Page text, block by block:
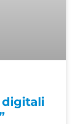
digitali